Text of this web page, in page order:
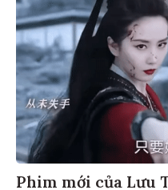
Phim mới của Lưu